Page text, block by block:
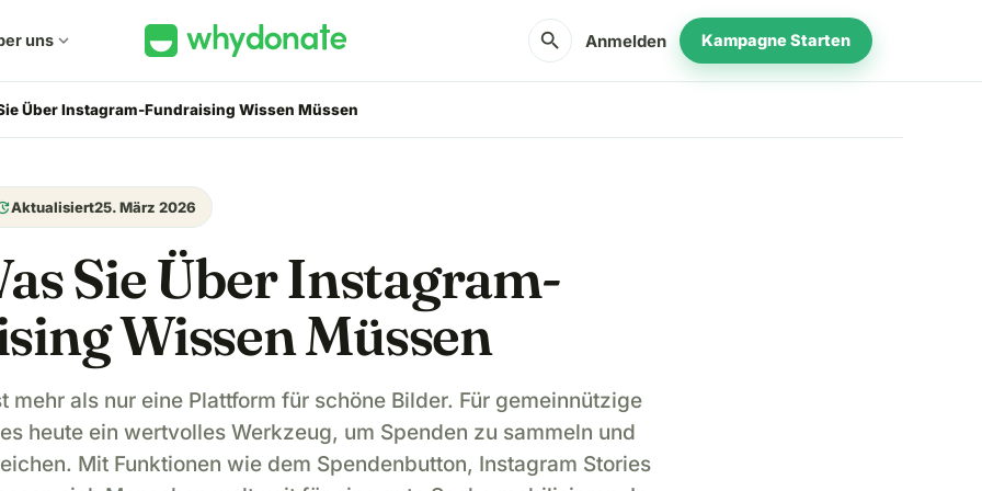
uns expand_more search Anmelden Kampagne Starten
Über Instagram-Fundraising Wissen Müssen
Aktualisiert25. März 2026
Sie Über Instagram-
Wissen Müssen
mehr als nur eine Plattform für schöne Bilder. Für gemeinnützige
heute ein wertvolles Werkzeug, um Spenden zu sammeln und
Mit Funktionen wie dem Spendenbutton, Instagram Stories